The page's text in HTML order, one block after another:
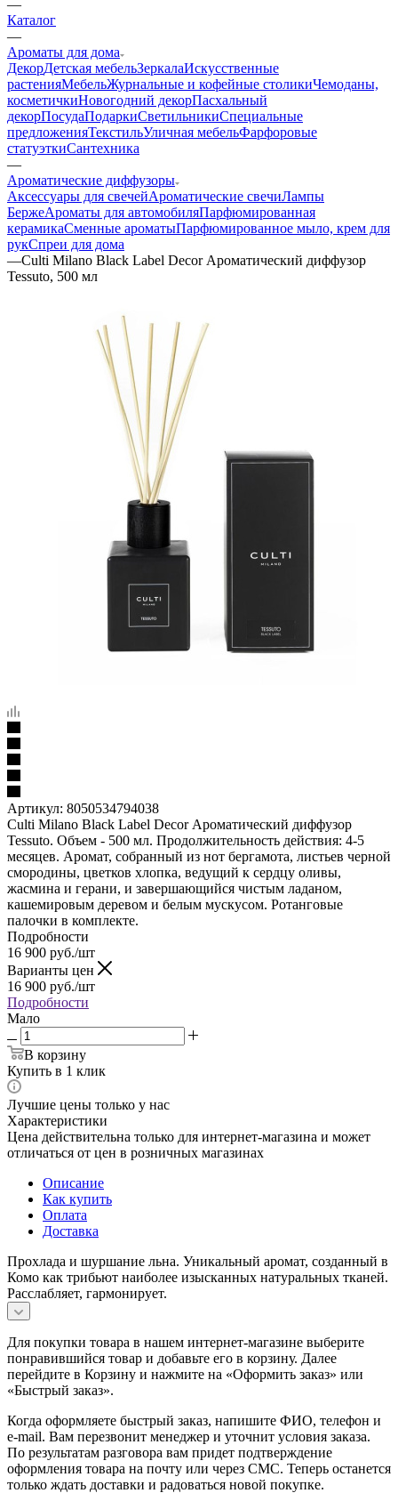
—
Каталог
—
Ароматы для дома
ДекорДетская мебельЗеркалаИскусственные
растенияМебельЖурнальные и кофейные столикиЧемоданы,
косметичкиНовогодний декорПасхальный
декорПосудаПодаркиСветильникиСпециальные
предложенияТекстильУличная мебельФарфоровые
статуэткиСантехника
—
Ароматические диффузоры
Аксессуары для свечейАроматические свечиЛампы
БержеАроматы для автомобиляПарфюмированная
керамикаСменные ароматыПарфюмированное мыло, крем для
рукСпреи для дома
—Culti Milano Black Label Decor Ароматический диффузор
Tessuto, 500 мл
Артикул: 8050534794038
Culti Milano Black Label Decor Ароматический диффузор
Tessuto. Объем - 500 мл. Продолжительность действия: 4-5
месяцев. Аромат, собранный из нот бергамота, листьев черной
смородины, цветков хлопка, ведущий к сердцу оливы,
жасмина и герани, и завершающийся чистым ладаном,
кашемировым деревом и белым мускусом. Ротанговые
палочки в комплекте.
Подробности
16 900 руб./шт
Варианты цен
16 900 руб./шт
Подробности
Мало
В корзину
Купить в 1 клик
Лучшие цены только у нас
Характеристики
Цена действительна только для интернет-магазина и может
отличаться от цен в розничных магазинах
Описание
Как купить
Оплата
Доставка
Прохлада и шуршание льна. Уникальный аромат, созданный в
Комо как трибьют наиболее изысканных натуральных тканей.
Расслабляет, гармонирует.
Для покупки товара в нашем интернет-магазине выберите
понравившийся товар и добавьте его в корзину. Далее
перейдите в Корзину и нажмите на «Оформить заказ» или
«Быстрый заказ».
Когда оформляете быстрый заказ, напишите ФИО, телефон и
e-mail. Вам перезвонит менеджер и уточнит условия заказа.
По результатам разговора вам придет подтверждение
оформления товара на почту или через СМС. Теперь останется
только ждать доставки и радоваться новой покупке.